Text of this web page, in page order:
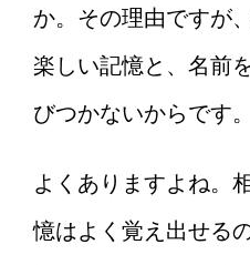
か。その理由ですが
楽しい記憶と、名前
びつかないからです。
よくありますよね。
憶はよく覚え出せる